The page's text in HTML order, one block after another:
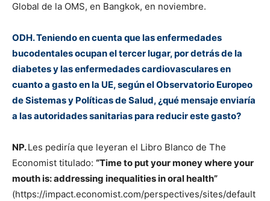
Global de la OMS, en Bangkok, en noviembre.
ODH. Teniendo en cuenta que las enfermedades
bucodentales ocupan el tercer lugar, por detrás de la
diabetes y las enfermedades cardiovasculares en
cuanto a gasto en la UE, según el Observatorio Europeo
de Sistemas y Políticas de Salud, ¿qué mensaje enviaría
a las autoridades sanitarias para reducir este gasto?
NP.Les pediría que leyeran el Libro Blanco de The
Economist titulado: “Time to put your money where your
mouth is: addressing inequalities in oral health”
(https://impact.economist.com/perspectives/sites/default